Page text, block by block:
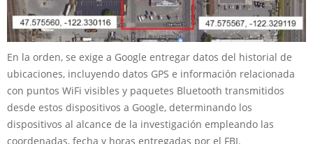
En la orden, se exige a Google entregar datos del historial de
ubicaciones, incluyendo datos GPS e información relacionada
con puntos WiFi visibles y paquetes Bluetooth transmitidos
desde estos dispositivos a Google, determinando los
dispositivos al alcance de la investigación empleando las
coordenadas, fecha y horas entregadas por el FBI.